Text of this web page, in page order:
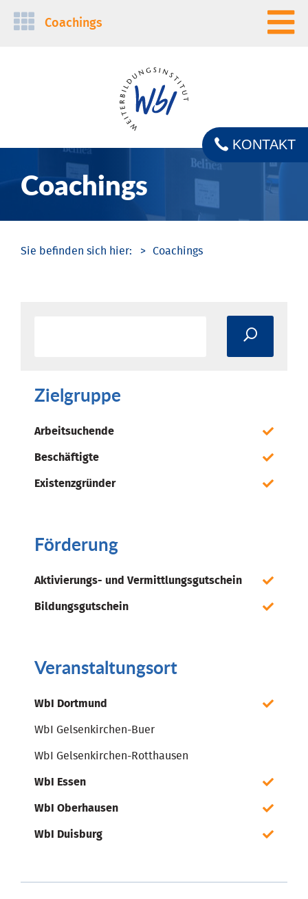
Navigation
Coachings
Coachings
KONTAKT
Coachings
Zielgruppe
Arbeitsuchende
Beschäftigte
Existenzgründer
Förderung
Aktivierungs- und Vermittlungsgutschein
Bildungsgutschein
Veranstaltungsort
WbI Dortmund
WbI Gelsenkirchen-Buer
WbI Gelsenkirchen-Rotthausen
WbI Essen
WbI Oberhausen
WbI Duisburg